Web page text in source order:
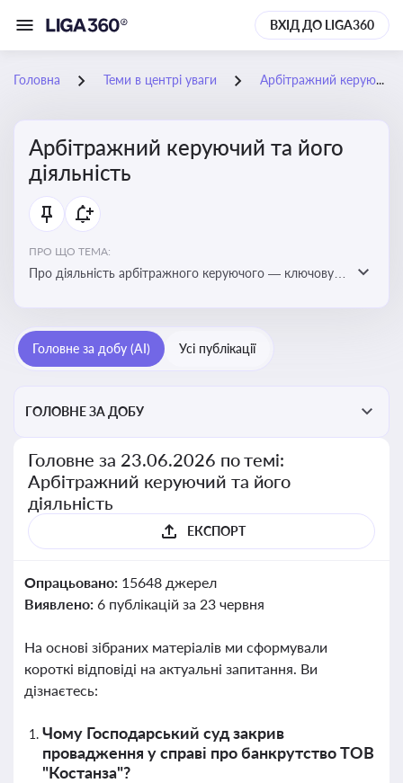
ВХІД ДО LIGA360
Головна Теми в центрі уваги Арбітражний керуючий та його діяльність
Арбітражний керуючий та його
діяльність
ПРО ЩО ТЕМА:
Про діяльність арбітражного керуючого — ключову
Головне за добу (AI) Усі публікації
ГОЛОВНЕ ЗА ДОБУ
Головне за 23.06.2026 по темі:
Арбітражний керуючий та його
діяльність
ЕКСПОРТ
Опрацьовано: 15648 джерел
Виявлено: 6 публікацій за 23 червня
На основі зібраних матеріалів ми сформували
короткі відповіді на актуальні запитання. Ви
дізнаєтесь:
Чому Господарський суд закрив
провадження у справі про банкрутство ТОВ
"Костанза"?